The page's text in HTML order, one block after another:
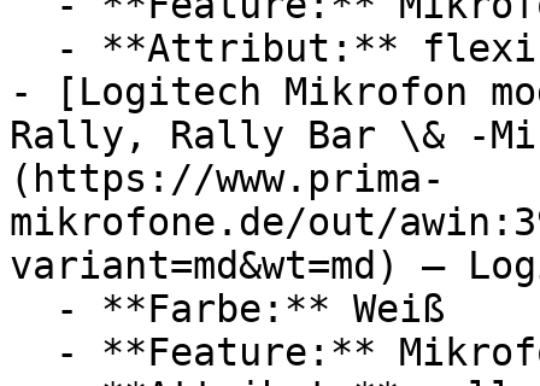
- [Logitech Mikrofon
Rally, Rally Bar \& -
(https://www.prima-
mikrofone.de/out/
variant=md&wt=md) —